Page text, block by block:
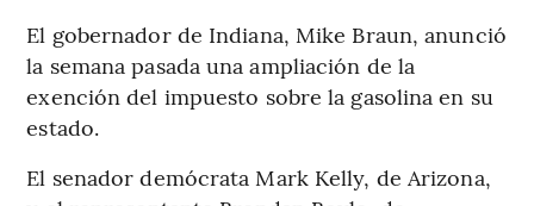
El gobernador de Indiana, Mike Braun, anunció
la semana pasada una ampliación de la
exención del impuesto sobre la gasolina en su
estado.
El senador demócrata Mark Kelly, de Arizona,